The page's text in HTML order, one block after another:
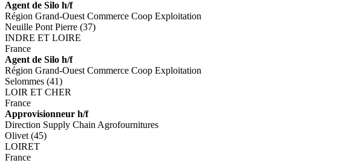
Agent de Silo h/f
Région Grand-Ouest Commerce Coop Exploitation
Neuille Pont Pierre (37)
INDRE ET LOIRE
France
Agent de Silo h/f
Région Grand-Ouest Commerce Coop Exploitation
Selommes (41)
LOIR ET CHER
France
Approvisionneur h/f
Direction Supply Chain Agrofournitures
Olivet (45)
LOIRET
France